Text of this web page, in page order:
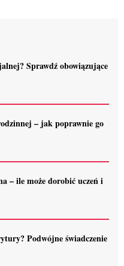
Sprawdź obowiązujące
– jak poprawnie go
– ile może dorobić uczeń i
Podwójne świadczenie